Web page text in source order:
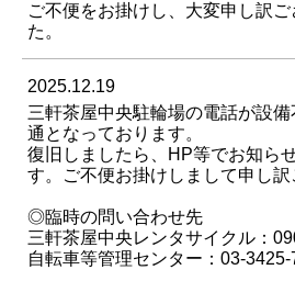
ご不便をお掛けし、大変申し訳
た。
2025.12.19
三軒茶屋中央駐輪場の電話が設
通となっております。
復旧しましたら、HP等でお知ら
す。ご不便お掛けしまして申し訳
◎臨時の問い合わせ先
三軒茶屋中央レンタサイクル：
自転車等管理センター：03-3425-